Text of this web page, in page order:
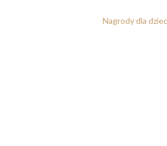
Nagrody dla